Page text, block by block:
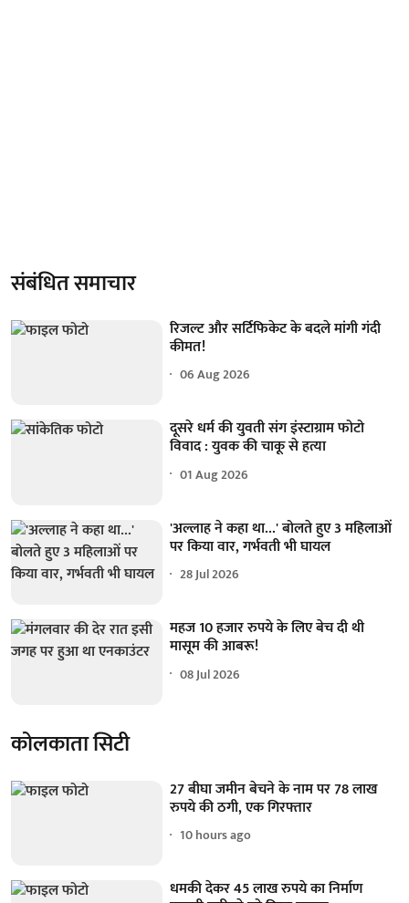
संबंधित समाचार
रिजल्ट और सर्टिफिकेट के बदले मांगी गंदी
कीमत!
06 Aug 2026
दूसरे धर्म की युवती संग इंस्टाग्राम फोटो
विवाद : युवक की चाकू से हत्या
01 Aug 2026
'अल्लाह ने कहा था...' बोलते हुए 3 महिलाओं
पर किया वार, गर्भवती भी घायल
28 Jul 2026
महज 10 हजार रुपये के लिए बेच दी थी
मासूम की आबरू!
08 Jul 2026
कोलकाता सिटी
27 बीघा जमीन बेचने के नाम पर 78 लाख
रुपये की ठगी, एक गिरफ्तार
10 hours ago
धमकी देकर 45 लाख रुपये का निर्माण